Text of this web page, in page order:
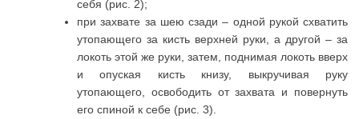
себя (рис. 2);
при захвате за шею сзади – одной рукой схватить
утопающего за кисть верхней руки, а другой – за
локоть этой же руки, затем, поднимая локоть вверх
и опуская кисть книзу, выкручивая руку
утопающего, освободить от захвата и повернуть
его спиной к себе (рис. 3).